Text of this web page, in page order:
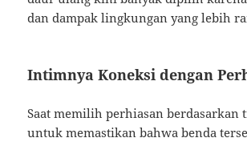
dan dampak lingkungan yang lebih
Intimnya Koneksi dengan
Saat memilih perhiasan berdasarkan
untuk memastikan bahwa benda